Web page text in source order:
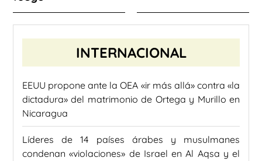
INTERNACIONAL
EEUU propone ante la OEA «ir más allá» contra «la
dictadura» del matrimonio de Ortega y Murillo en
Nicaragua
Líderes de 14 países árabes y musulmanes
condenan «violaciones» de Israel en Al Aqsa y el